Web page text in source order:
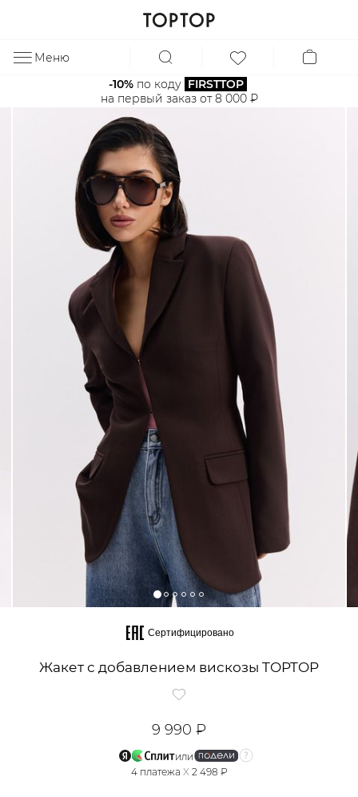
Меню
-10% по коду FIRSTTOP
на первый заказ от 8 000 ₽
Сертифицировано
Жакет с добавлением вискозы TOPTOP
9 990 ₽
или
4 платежа X 2 498 ₽